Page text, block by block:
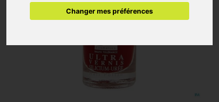
Changer mes préférences